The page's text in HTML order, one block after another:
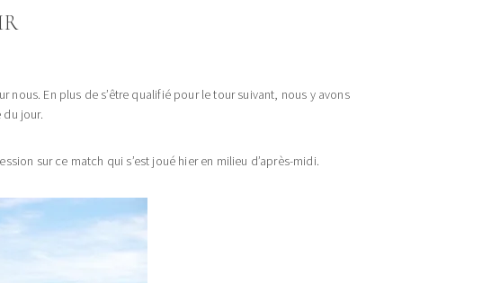
nous. En plus de s’être qualifié pour le tour suivant, nous y avons
du jour.
sur ce match qui s’est joué hier en milieu d’après-midi.